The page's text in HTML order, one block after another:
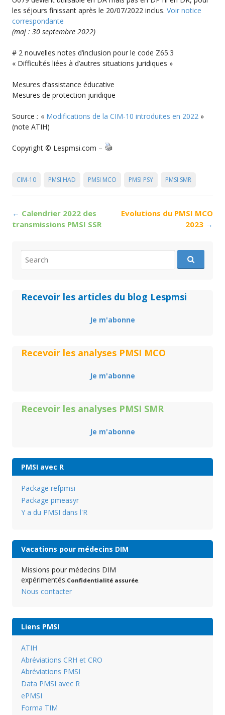
les séjours finissant après le 20/07/2022 inclus. Voir notice
correspondante
(maj : 30 septembre 2022)
# 2 nouvelles notes d’inclusion pour le code Z65.3
« Difficultés liées à d’autres situations juridiques »
Mesures d’assistance éducative
Mesures de protection juridique
Source : « Modifications de la CIM-10 introduites en 2022 »
(note ATIH)
Copyright © Lespmsi.com –
CIM-10 PMSI HAD PMSI MCO PMSI PSY PMSI SMR
Post
navigation
← Calendrier 2022 des
transmissions PMSI SSR
Evolutions du PMSI MCO
2023 →
for:
Recevoir les articles du blog Lespmsi
Je m'abonne
Recevoir les analyses PMSI MCO
Je m'abonne
Recevoir les analyses PMSI SMR
Je m'abonne
PMSI avec R
Package refpmsi
Package pmeasyr
Y a du PMSI dans l'R
Vacations pour médecins DIM
Missions pour médecins DIM
expérimentés.Confidentialité assurée.
Nous contacter
Liens PMSI
ATIH
Abréviations CRH et CRO
Abréviations PMSI
Data PMSI avec R
ePMSI
Forma TIM